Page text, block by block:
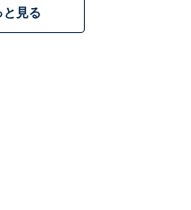
12月1日〜3月15日は
と見る